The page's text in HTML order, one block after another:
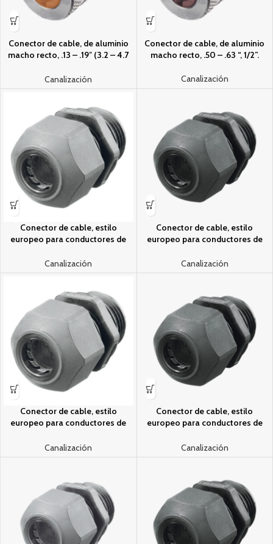
Conector de cable, de aluminio
macho recto, .13 – .19″ (3.2 – 4.7
Canalización
Conector de cable, de aluminio
macho recto, .50 – .63 “, 1/2”.
Canalización
Conector de cable, estilo
europeo para conductores de
gris.
Canalización
Conector de cable, estilo
europeo para conductores de
negro.
Canalización
Conector de cable, estilo
europeo para conductores de
Canalización
Conector de cable, estilo
europeo para conductores de
Canalización